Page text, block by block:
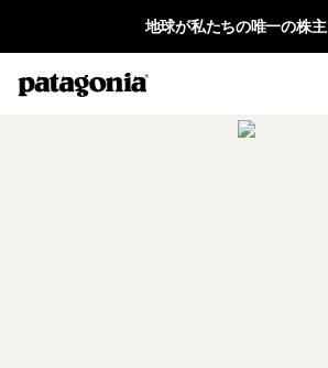
地球が私たちの唯一の株主